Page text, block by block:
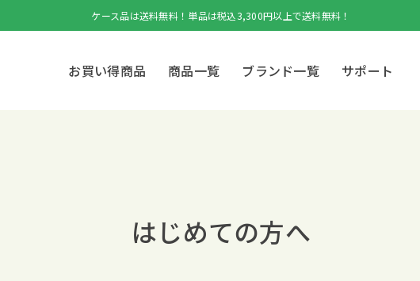
ケース品は送料無料！単品は税込3,300円以上で送料無料！
お買い得商品 商品一覧 ブランド一覧 サポート
はじめての方へ